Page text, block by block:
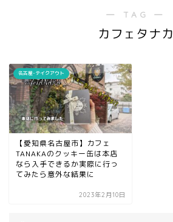
― TAG ―
カフェタナカ
名古屋-テイクアウト
【愛知県名古屋市】カフェ
TANAKAのクッキー缶は本店
なら入手できるか実際に行っ
てみたら意外な結果に
2023年2月10日